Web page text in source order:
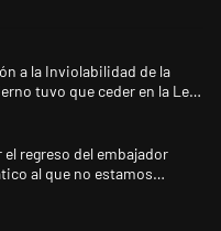
comentarios en los últimos
Senado dio media sanción a
a la Inviolabilidad de la
tuvo que ceder en la Ley
Lula-Milei: “Anular el
regreso del embajador
al que no estamos